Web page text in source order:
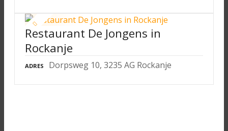
Restaurant De Jongens in
Rockanje
ADRES Dorpsweg 10, 3235 AG Rockanje